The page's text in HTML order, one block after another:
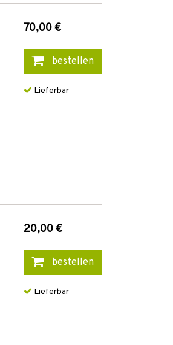
70,00 €
bestellen
Lieferbar
20,00 €
bestellen
Lieferbar